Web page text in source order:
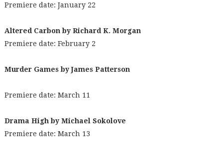
Premiere date: January 22
Altered Carbon by Richard K. Morgan
Premiere date: February 2
Murder Games by James Patterson
Premiere date: March 11
Drama High by Michael Sokolove
Premiere date: March 13